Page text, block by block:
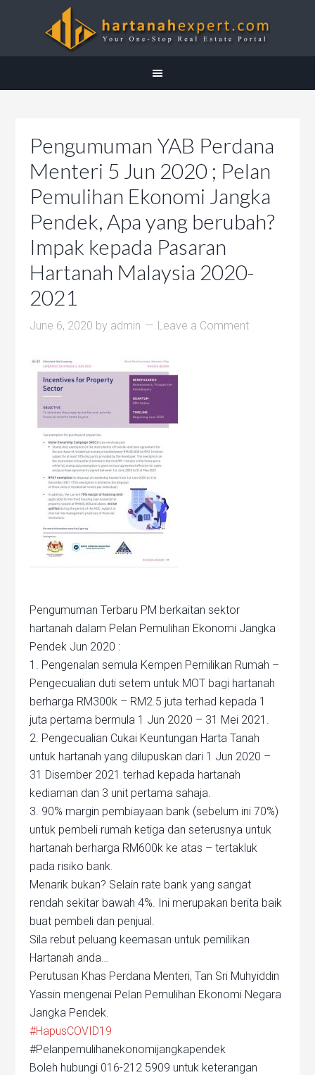
Pengumuman YAB Perdana
Menteri 5 Jun 2020 ; Pelan
Pemulihan Ekonomi Jangka
Pendek, Apa yang berubah?
Impak kepada Pasaran
Hartanah Malaysia 2020-
2021
June 6, 2020 by admin Leave a Comment
Pengumuman Terbaru PM berkaitan sektor
hartanah dalam Pelan Pemulihan Ekonomi Jangka
Pendek Jun 2020 :
1. Pengenalan semula Kempen Pemilikan Rumah –
Pengecualian duti setem untuk MOT bagi hartanah
berharga RM300k – RM2.5 juta terhad kepada 1
juta pertama bermula 1 Jun 2020 – 31 Mei 2021.
2. Pengecualian Cukai Keuntungan Harta Tanah
untuk hartanah yang dilupuskan dari 1 Jun 2020 –
31 Disember 2021 terhad kepada hartanah
kediaman dan 3 unit pertama sahaja.
3. 90% margin pembiayaan bank (sebelum ini 70%)
untuk pembeli rumah ketiga dan seterusnya untuk
hartanah berharga RM600k ke atas – tertakluk
pada risiko bank.
Menarik bukan? Selain rate bank yang sangat
rendah sekitar bawah 4%. Ini merupakan berita baik
buat pembeli dan penjual.
Sila rebut peluang keemasan untuk pemilikan
Hartanah anda…
Perutusan Khas Perdana Menteri, Tan Sri Muhyiddin
Yassin mengenai Pelan Pemulihan Ekonomi Negara
Jangka Pendek.
#HapusCOVID19
#Pelanpemulihanekonomijangkapendek
Boleh hubungi 016-212 5909 untuk keterangan